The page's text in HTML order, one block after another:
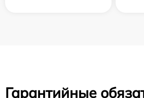
Гарантийные